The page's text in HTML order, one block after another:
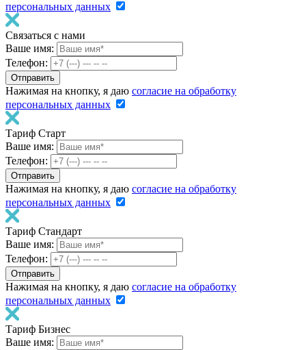
персональных данных
Связаться с нами
Ваше имя:
Телефон:
Нажимая на кнопку, я даю согласие на обработку
персональных данных
Тариф Старт
Ваше имя:
Телефон:
Нажимая на кнопку, я даю согласие на обработку
персональных данных
Тариф Стандарт
Ваше имя:
Телефон:
Нажимая на кнопку, я даю согласие на обработку
персональных данных
Тариф Бизнес
Ваше имя: